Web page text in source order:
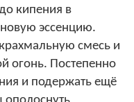
кипения в
эссенцию.
смесь и
огонь. Постепенно
и подержать ещё